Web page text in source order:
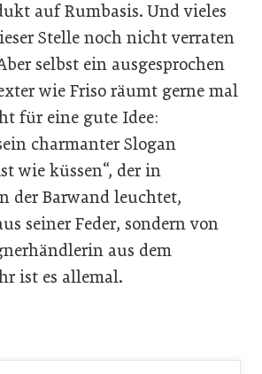
auf Rumbasis. Und vieles
Stelle noch nicht verraten
selbst ein ausgesprochen
wie Friso räumt gerne mal
für eine gute Idee:
charmanter Slogan
wie küssen“, der in
der Barwand leuchtet,
seiner Feder, sondern von
aus dem
ist es allemal.